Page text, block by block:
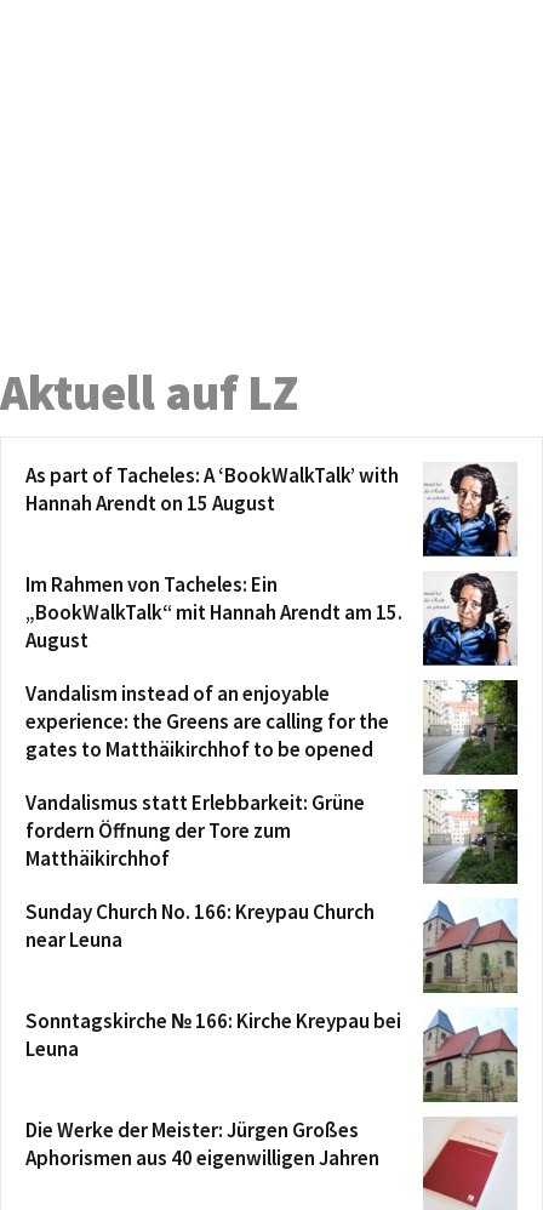
Aktuell auf LZ
As part of Tacheles: A ‘BookWalkTalk’ with
Hannah Arendt on 15 August
Im Rahmen von Tacheles: Ein
„BookWalkTalk“ mit Hannah Arendt am 15.
August
Vandalism instead of an enjoyable
experience: the Greens are calling for the
gates to Matthäikirchhof to be opened
Vandalismus statt Erlebbarkeit: Grüne
fordern Öffnung der Tore zum
Matthäikirchhof
Sunday Church No. 166: Kreypau Church
near Leuna
Sonntagskirche № 166: Kirche Kreypau bei
Leuna
Die Werke der Meister: Jürgen Großes
Aphorismen aus 40 eigenwilligen Jahren